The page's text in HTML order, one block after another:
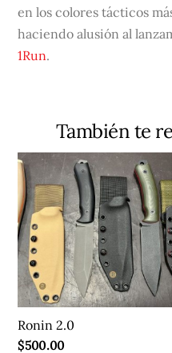
en los colores tácticos
haciendo alusión al
1Run.
También te
Ronin 2.0
$500.00